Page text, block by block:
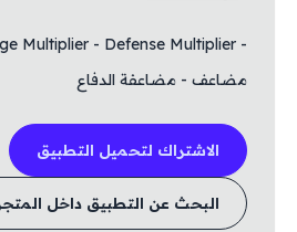
مضاعف - مضاعفة الدفاع
الاشتراك لتحميل التطبيق
البحث عن التطبيق داخل